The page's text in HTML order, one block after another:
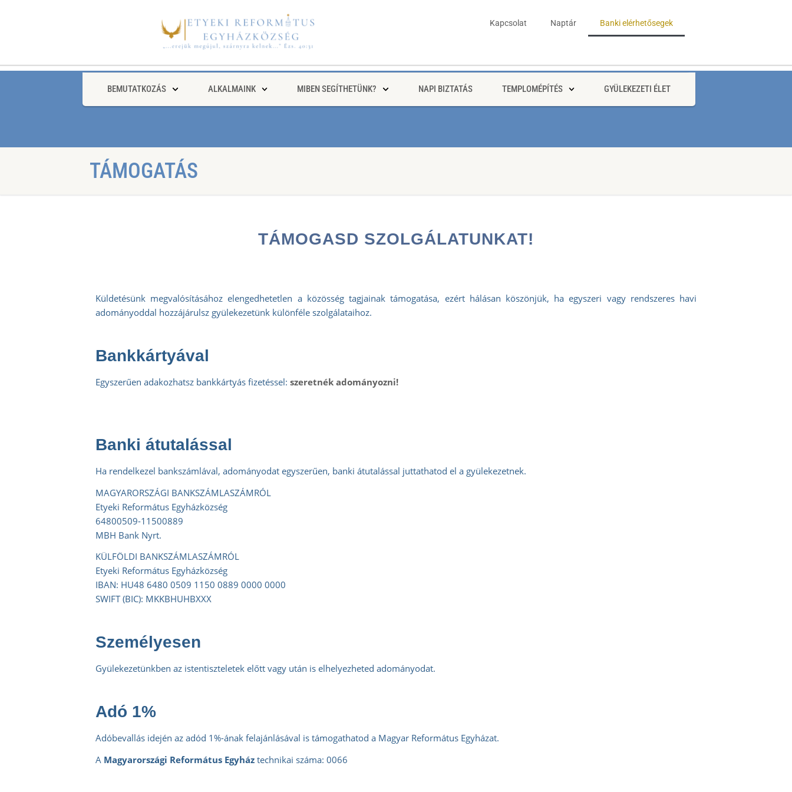
Kapcsolat Naptár Banki elérhetősegek
BEMUTATKOZÁS ALKALMAINK MIBEN SEGÍTHETÜNK? NAPI BIZTATÁS TEMPLOMÉPÍTÉS GYÜLEKEZETI ÉLET
TÁMOGATÁS
TÁMOGASD SZOLGÁLATUNKAT!
Küldetésünk megvalósításához elengedhetetlen a közösség tagjainak támogatása, ezért hálásan köszönjük, ha egyszeri vagy rendszeres havi
adományoddal hozzájárulsz gyülekezetünk különféle szolgálataihoz.
Bankkártyával
Egyszerűen adakozhatsz bankkártyás fizetéssel: szeretnék adományozni!
Banki átutalással
Ha rendelkezel bankszámlával, adományodat egyszerűen, banki átutalással juttathatod el a gyülekezetnek.
MAGYARORSZÁGI BANKSZÁMLASZÁMRÓL
Etyeki Református Egyházközség
64800509-11500889
MBH Bank Nyrt.
KÜLFÖLDI BANKSZÁMLASZÁMRÓL
Etyeki Református Egyházközség
IBAN: HU48 6480 0509 1150 0889 0000 0000
SWIFT (BIC): MKKBHUHBXXX
Személyesen
Gyülekezetünkben az istentiszteletek előtt vagy után is elhelyezheted adományodat.
Adó 1%
Adóbevallás idején az adód 1%-ának felajánlásával is támogathatod a Magyar Református Egyházat.
A Magyarországi Református Egyház technikai száma: 0066